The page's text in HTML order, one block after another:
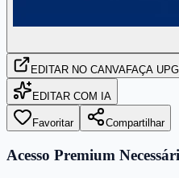
EDITAR NO CANVAFAÇA
EDITAR COM IA
Favoritar Compartilhar
Acesso Premium